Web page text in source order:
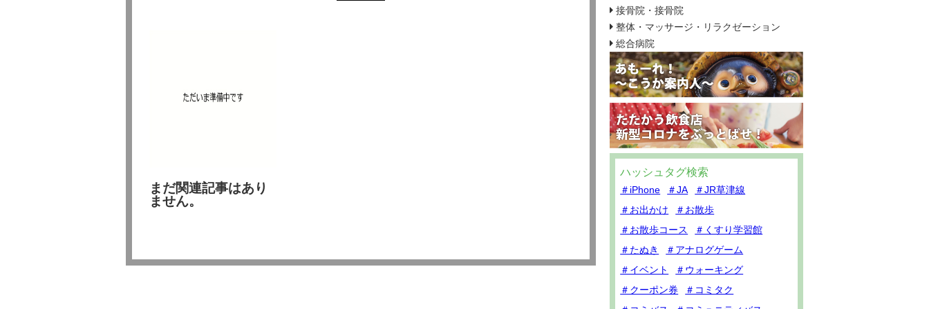
まだ関連記事はあり
ません。
接骨院・接骨院
整体・マッサージ・リラクゼーション
総合病院
ハッシュタグ検索
＃iPhone ＃JA
＃JR草津線
＃お出かけ
＃お散歩
＃お散歩コース
＃くすり学習館
＃たぬき
＃アナログゲーム
＃イベント
＃ウォーキング
＃クーポン券
＃コミタク